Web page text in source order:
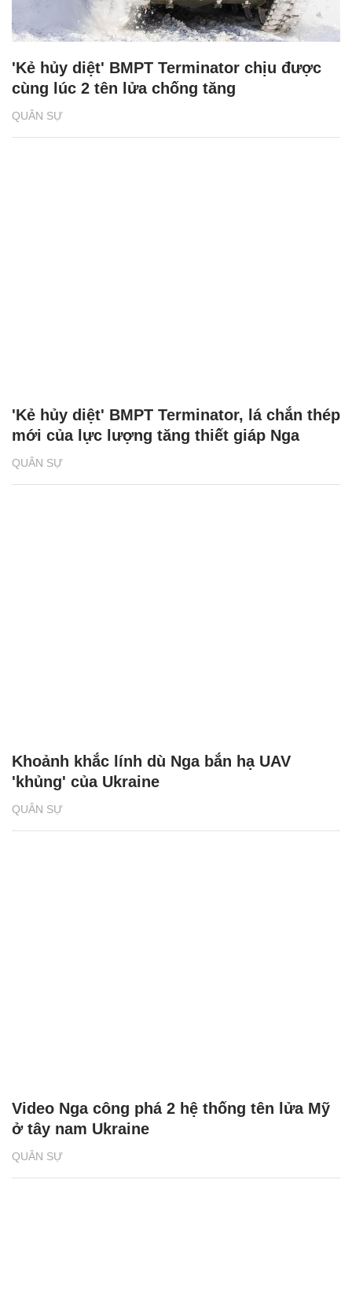
QUÂN SỰ
'Kẻ hủy diệt' BMPT Terminator chịu được
cùng lúc 2 tên lửa chống tăng
QUÂN SỰ
'Kẻ hủy diệt' BMPT Terminator, lá chắn thép
mới của lực lượng tăng thiết giáp Nga
QUÂN SỰ
Khoảnh khắc lính dù Nga bắn hạ UAV
'khủng' của Ukraine
QUÂN SỰ
Video Nga công phá 2 hệ thống tên lửa Mỹ
ở tây nam Ukraine